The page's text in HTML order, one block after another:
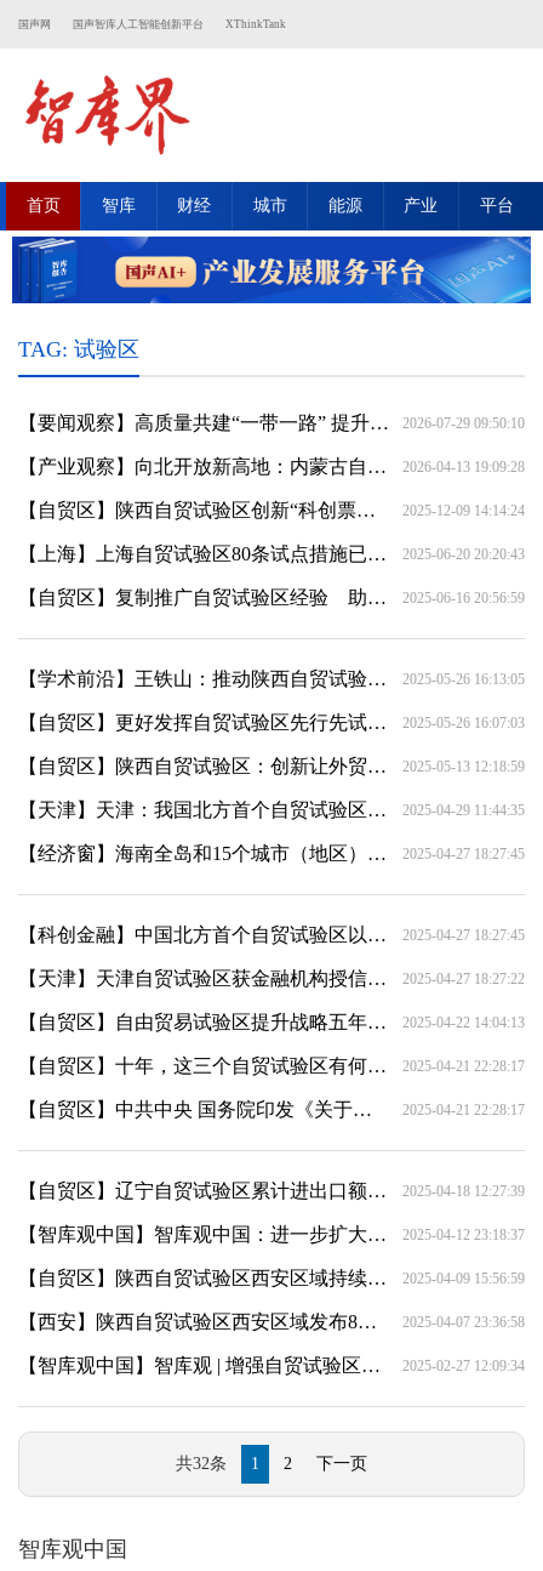
国声网 国声智库人工智能创新平台 XThinkTank
首页 智库 财经 城市 能源 产业 平台
TAG: 试验区
2026-07-29 09:50:10
【要闻观察】高质量共建“一带一路” 提升沿边自贸试验区联通周边能力
2026-04-13 19:09:28
【产业观察】向北开放新高地：内蒙古自贸试验区建设与特色产业高质量发展路径
2025-12-09 14:14:24
【自贸区】陕西自贸试验区创新“科创票链通”模式，入选全国制度创新十佳案例
2025-06-20 20:20:43
【上海】上海自贸试验区80条试点措施已基本落地
2025-06-16 20:56:59
【自贸区】复制推广自贸试验区经验 助力更高水平开放
2025-05-26 16:13:05
【学术前沿】王铁山：推动陕西自贸试验区建设提质增效
2025-05-26 16:07:03
【自贸区】更好发挥自贸试验区先行先试作用
2025-05-13 12:18:59
【自贸区】陕西自贸试验区：创新让外贸动能更强劲
2025-04-29 11:44:35
【天津】天津：我国北方首个自贸试验区汇聚特色产业集群
2025-04-27 18:27:45
【经济窗】海南全岛和15个城市（地区）将设跨境电子商务综合试验区
2025-04-27 18:27:45
【科创金融】中国北方首个自贸试验区以金融开放服务外资外贸
2025-04-27 18:27:22
【天津】天津自贸试验区获金融机构授信7000亿元
2025-04-22 14:04:13
【自贸区】自由贸易试验区提升战略五年“施工图”出炉
2025-04-21 22:28:17
【自贸区】十年，这三个自贸试验区有何变化
2025-04-21 22:28:17
【自贸区】中共中央 国务院印发《关于实施自由贸易试验区提升战略的意见》
2025-04-18 12:27:39
【自贸区】辽宁自贸试验区累计进出口额突破万亿元
2025-04-12 23:18:37
【智库观中国】智库观中国：进一步扩大制度型开放推动陕西自贸试验区提质增效
2025-04-09 15:56:59
【自贸区】陕西自贸试验区西安区域持续扩大制度型开放
2025-04-07 23:36:58
【西安】​陕西自贸试验区西安区域发布8周年成绩单
2025-02-27 12:09:34
【智库观中国】智库观 | 增强自贸试验区开放平台效能 大力支持外资企业投资中国
共32条 1 2 下一页
智库观中国